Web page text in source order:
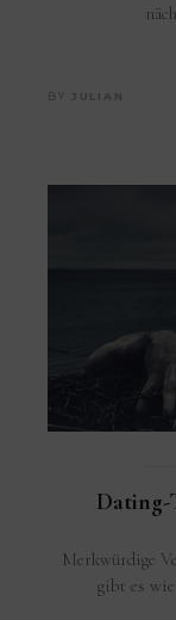
BY JULIAN
Dating-
Merkwürdige
gibt es